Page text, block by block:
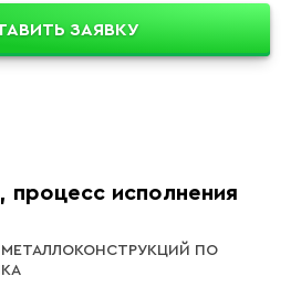
ЗАЯВКУ
исполнения
ПО